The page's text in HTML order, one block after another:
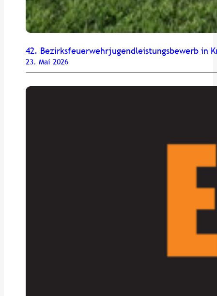
42. Bezirksfeuerwehrjugendleistungsbewerb in
23. Mai 2026